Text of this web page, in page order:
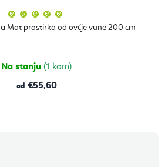
Mat prostirka od ovčje vune 200 cm
proizvoda
je
zvjezdica.
Na stanju (1 kom)
od €55,60